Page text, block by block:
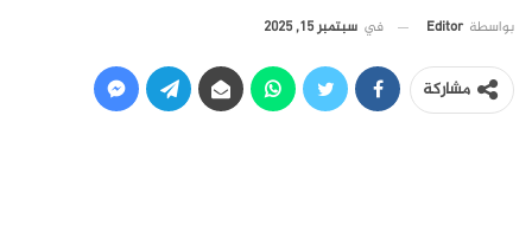
بواسطة Editor في سبتمبر 15, 2025
مشاركة